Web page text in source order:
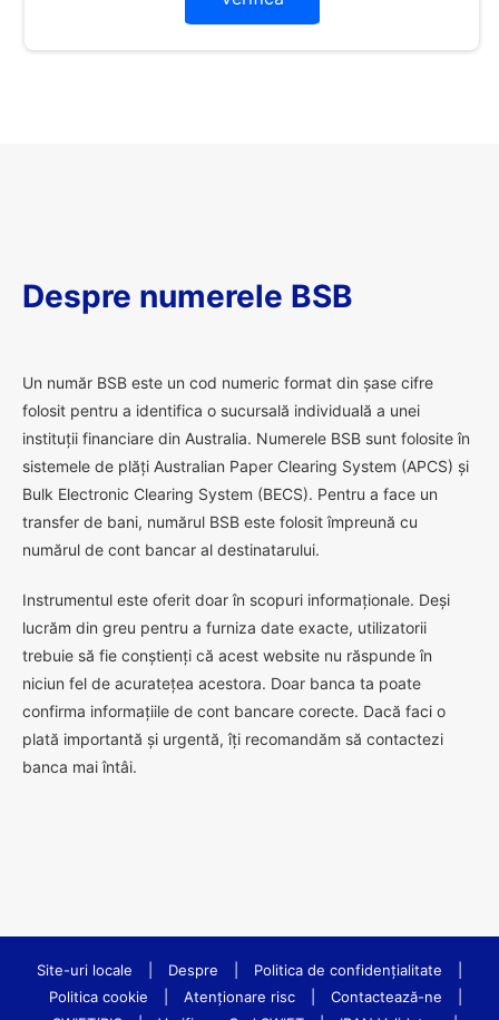
Despre numerele BSB
Un număr BSB este un cod numeric format din șase cifre
folosit pentru a identifica o sucursală individuală a unei
instituții financiare din Australia. Numerele BSB sunt folosite în
sistemele de plăți Australian Paper Clearing System (APCS) și
Bulk Electronic Clearing System (BECS). Pentru a face un
transfer de bani, numărul BSB este folosit împreună cu
numărul de cont bancar al destinatarului.
Instrumentul este oferit doar în scopuri informaționale. Deși
lucrăm din greu pentru a furniza date exacte, utilizatorii
trebuie să fie conștienți că acest website nu răspunde în
niciun fel de acuratețea acestora. Doar banca ta poate
confirma informațiile de cont bancare corecte. Dacă faci o
plată importantă și urgentă, îți recomandăm să contactezi
banca mai întâi.
Site-uri locale Despre Politica de confidenţialitate
Politica cookie
Atenționare risc Contactează-ne